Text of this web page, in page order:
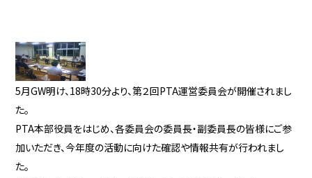
5月GW明け、18時30分より、第２回PTA運営委員会が開催されまし
た。
PTA本部役員をはじめ、各委員会の委員長・副委員長の皆様にご参
加いただき、今年度の活動に向けた確認や情報共有が行われまし
た。